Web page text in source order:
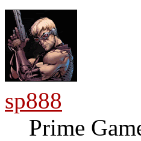
sp888
Prime